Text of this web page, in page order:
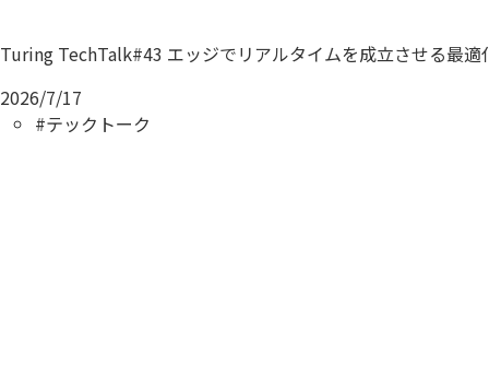
Turing TechTalk#43 エッジでリアルタイムを成立させる最
2026/7/17
#テックトーク